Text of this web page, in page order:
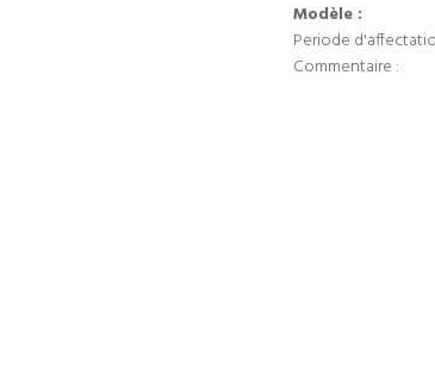
Modèle :
Periode
Commentaire :